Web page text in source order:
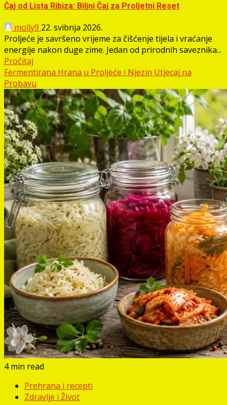
Čaj od Lista Ribiza: Biljni Čaj za Proljetni Reset
molly9 22. svibnja 2026.
Proljeće je savršeno vrijeme za čišćenje tijela i vraćanje
energije nakon duge zime. Jedan od prirodnih saveznika...
Pročitaj
Fermentirana Hrana u Proljeće i Njezin Utjecaj na
Probavu
4 min read
Prehrana i recepti
Zdravlje i Život